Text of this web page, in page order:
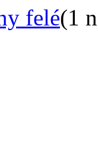
felé(1